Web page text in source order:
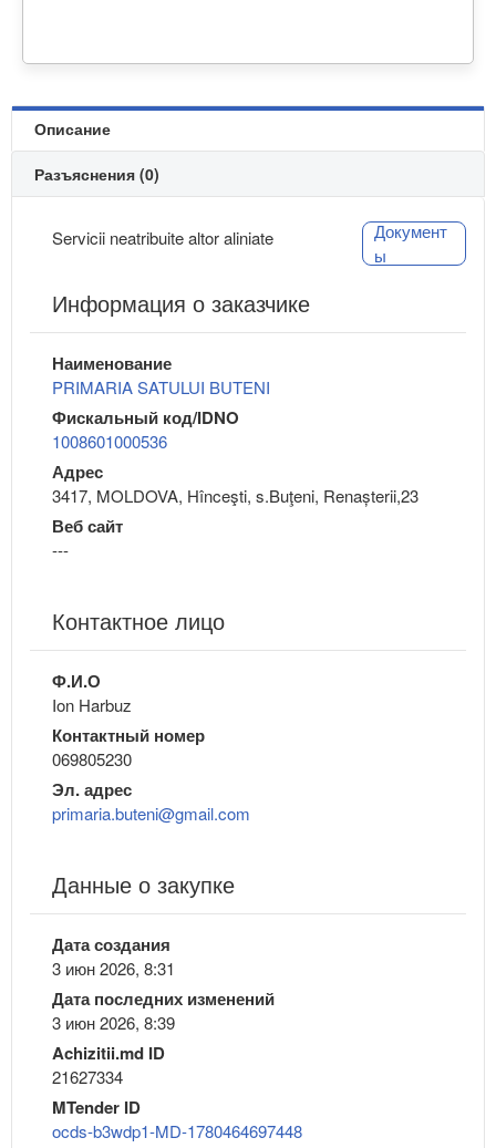
Описание
Разъяснения (0)
Servicii neatribuite altor aliniate
Документ
ы
Информация о заказчике
Наименование
PRIMARIA SATULUI BUTENI
Фискальный код/IDNO
1008601000536
Адрес
3417, MOLDOVA, Hînceşti, s.Buţeni, Renașterii,23
Веб сайт
---
Контактное лицо
Ф.И.О
Ion Harbuz
Контактный номер
069805230
Эл. адрес
primaria.buteni@gmail.com
Данные о закупке
Дата создания
3 июн 2026, 8:31
Дата последних изменений
3 июн 2026, 8:39
Achizitii.md ID
21627334
MTender ID
ocds-b3wdp1-MD-1780464697448